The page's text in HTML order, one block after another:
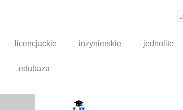
licencjackie inżynierskie jednolite
edubaza